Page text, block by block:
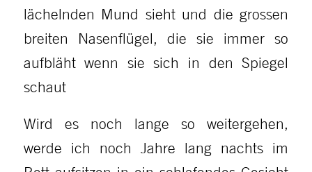
lächelnden Mund sieht und die grossen
breiten Nasenflügel, die sie immer so
aufbläht wenn sie sich in den Spiegel
schaut
Wird es noch lange so weitergehen,
werde ich noch Jahre lang nachts im